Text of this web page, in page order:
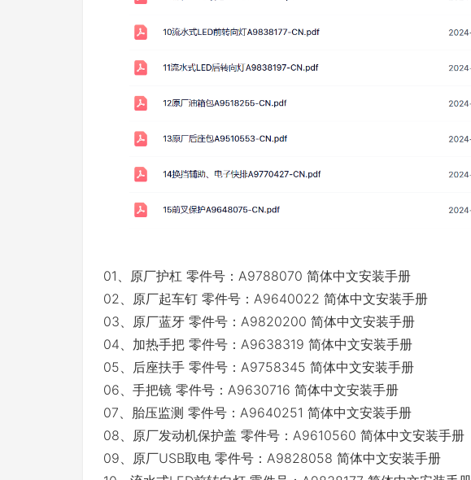
01、原厂护杠 零件号：A9788070 简体中文安装手册
02、原厂起车钉 零件号：A9640022 简体中文安装手册
03、原厂蓝牙 零件号：A9820200 简体中文安装手册
04、加热手把 零件号：A9638319 简体中文安装手册
05、后座扶手 零件号：A9758345 简体中文安装手册
06、手把镜 零件号：A9630716 简体中文安装手册
07、胎压监测 零件号：A9640251 简体中文安装手册
08、原厂发动机保护盖 零件号：A9610560 简体中文安装手册
09、原厂USB取电 零件号：A9828058 简体中文安装手册